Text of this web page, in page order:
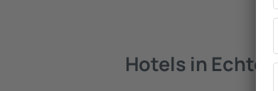
Hotels in Echten